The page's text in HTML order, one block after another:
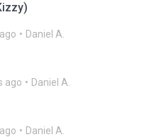
Daniel A.
ago Daniel A.
Daniel A.